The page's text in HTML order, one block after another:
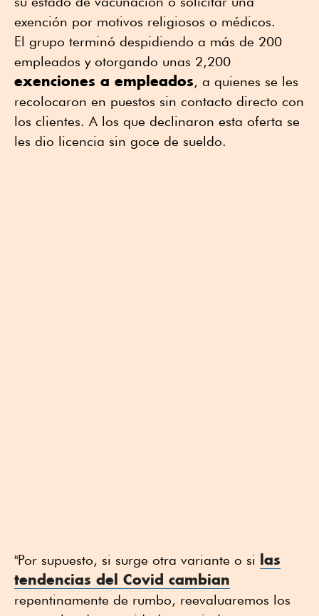
exención por motivos religiosos o médicos.
El grupo terminó despidiendo a más de 200
empleados y otorgando unas 2,200
exenciones a empleados, a quienes se les
recolocaron en puestos sin contacto directo con
los clientes. A los que declinaron esta oferta se
les dio licencia sin goce de sueldo.
"Por supuesto, si surge otra variante o si las
tendencias del Covid cambian
repentinamente de rumbo, reevaluaremos los